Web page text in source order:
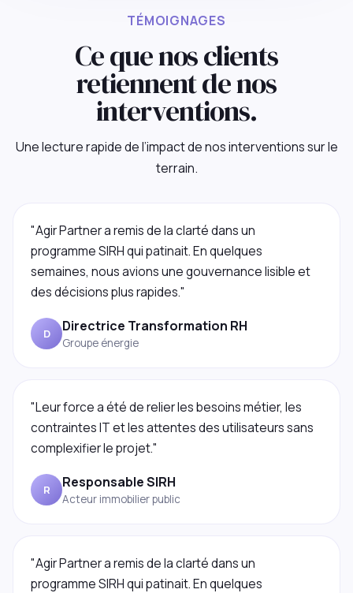
TÉMOIGNAGES
Ce que nos clients
retiennent de nos
interventions.
Une lecture rapide de l’impact de nos interventions sur le
terrain.
"Agir Partner a remis de la clarté dans un
programme SIRH qui patinait. En quelques
semaines, nous avions une gouvernance lisible et
des décisions plus rapides."
D Directrice Transformation RH
Groupe énergie
"Leur force a été de relier les besoins métier, les
contraintes IT et les attentes des utilisateurs sans
complexifier le projet."
R Responsable SIRH
Acteur immobilier public
"Agir Partner a remis de la clarté dans un
programme SIRH qui patinait. En quelques